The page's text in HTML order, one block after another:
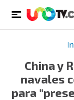
China y
navales
para